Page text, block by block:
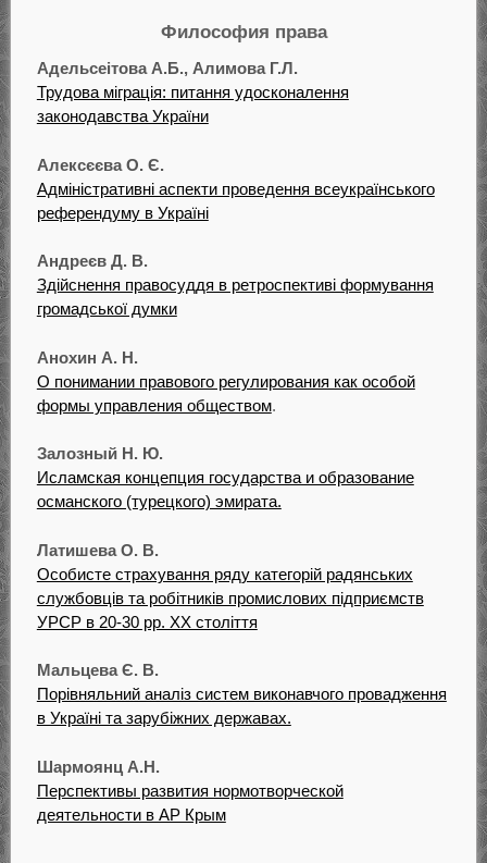
Философия права
Адельсеітова А.Б., Алимова Г.Л.
Трудова міграція: питання удосконалення
законодавства України
Алексєєва О. Є.
Адміністративні аспекти проведення всеукраїнського
референдуму в Україні
Андреєв Д. В.
Здійснення правосуддя в ретроспективі формування
громадської думки
Анохин А. Н.
О понимании правового регулирования как особой
формы управления обществом.
Залозный Н. Ю.
Исламская концепция государства и образование
османского (турецкого) эмирата.
Латишева О. В.
Особисте страхування ряду категорій радянських
службовців та робітників промислових підприємств
УРСР в 20-30 рр. ХХ століття
Мальцева Є. В.
Порівняльний аналіз систем виконавчого провадження
в Україні та зарубіжних державах.
Шармоянц А.Н.
Перспективы развития нормотворческой
деятельности в АР Крым